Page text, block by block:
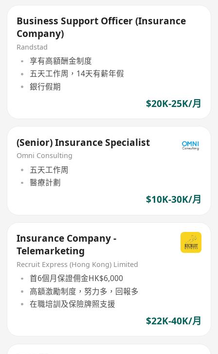
Business Support Officer (Insurance
Company)
Randstad
享有高額酬金制度
五天工作周，14天有薪年假
銀行假期
$20K-25K/月
(Senior) Insurance Specialist
Omni Consulting
五天工作周
醫療計劃
$10K-30K/月
Insurance Company -
Telemarketing
Recruit Express (Hong Kong) Limited
首6個月保證佣金HK$6,000
高額激勵制度，努力多，回報多
在職培訓及保險牌照支援
$22K-40K/月